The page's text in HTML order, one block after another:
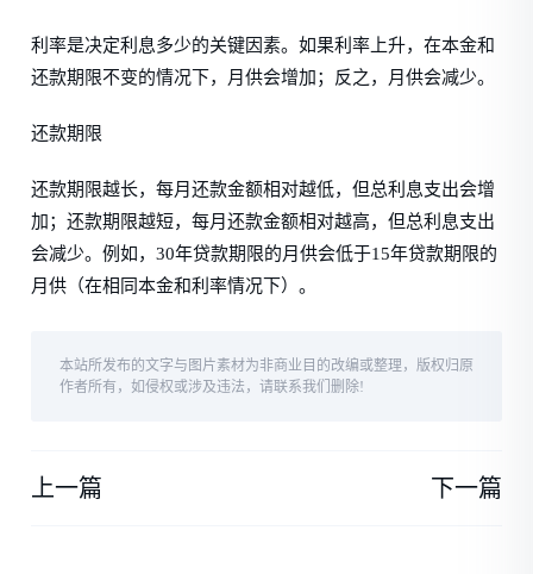
利率是决定利息多少的关键因素。如果利率上升，在本金和
还款期限不变的情况下，月供会增加；反之，月供会减少。
还款期限
还款期限越长，每月还款金额相对越低，但总利息支出会增
加；还款期限越短，每月还款金额相对越高，但总利息支出
会减少。例如，30年贷款期限的月供会低于15年贷款期限的
月供（在相同本金和利率情况下）。
本站所发布的文字与图片素材为非商业目的改编或整理，版权归原
作者所有，如侵权或涉及违法，请联系我们删除!
上一篇 下一篇